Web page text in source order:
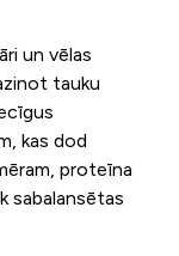
un vēlas
tauku
kas dod
proteīna
sabalansētas